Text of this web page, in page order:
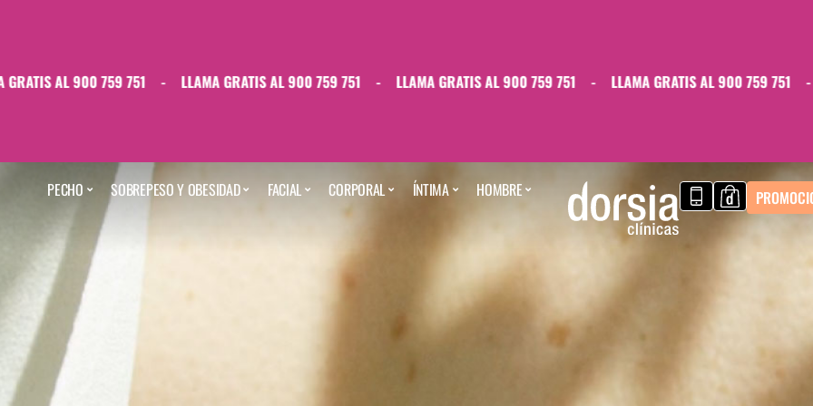
900 759 751 - LLAMA GRATIS AL 900 759 751 - LLAMA GRATIS AL 900 759 751 - LLAMA GRATIS AL 900 759 751 - LLAMA
PECHO SOBREPESO Y OBESIDAD FACIAL CORPORAL ÍNTIMA HOMBRE